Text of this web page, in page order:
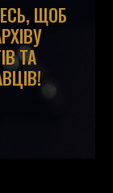
ЩОБ
ТА